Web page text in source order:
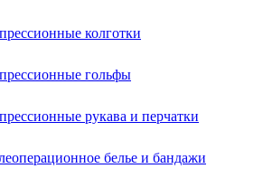
колготки
гольфы
рукава и перчатки
белье и бандажи